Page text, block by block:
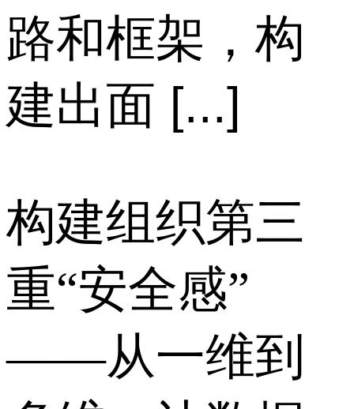
路和框架，构
建出面 [...]
构建组织第三
重“安全感”
——从一维到